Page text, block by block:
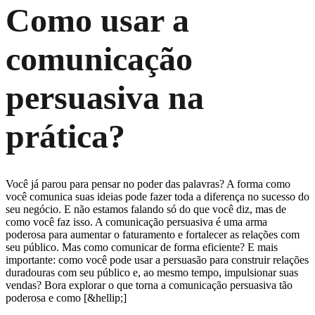
Como usar a
comunicação
persuasiva na
prática?
Você já parou para pensar no poder das palavras? A forma como
você comunica suas ideias pode fazer toda a diferença no sucesso do
seu negócio. E não estamos falando só do que você diz, mas de
como você faz isso. A comunicação persuasiva é uma arma
poderosa para aumentar o faturamento e fortalecer as relações com
seu público. Mas como comunicar de forma eficiente? E mais
importante: como você pode usar a persuasão para construir relações
duradouras com seu público e, ao mesmo tempo, impulsionar suas
vendas? Bora explorar o que torna a comunicação persuasiva tão
poderosa e como [&hellip;]